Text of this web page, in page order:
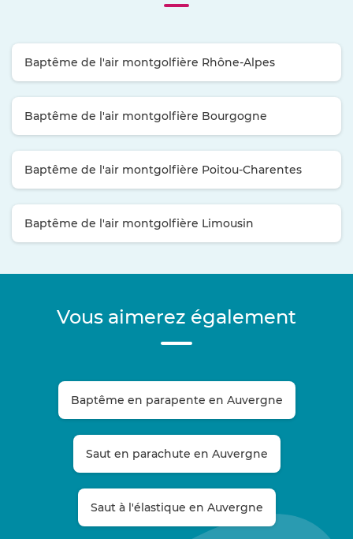
Baptême de l'air montgolfière Rhône-Alpes
Baptême de l'air montgolfière Bourgogne
Baptême de l'air montgolfière Poitou-Charentes
Baptême de l'air montgolfière Limousin
Vous aimerez également
Baptême en parapente en Auvergne
Saut en parachute en Auvergne
Saut à l'élastique en Auvergne